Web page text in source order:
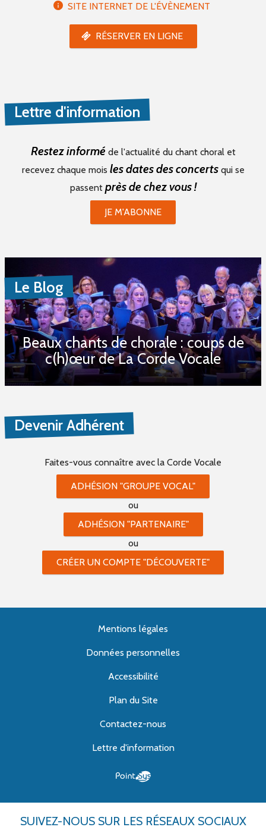
SITE INTERNET DE L'ÉVÈNEMENT
RÉSERVER EN LIGNE
Lettre d'information
Restez informé de l'actualité du chant choral et
recevez chaque mois les dates des concertsqui se
passent près de chez vous !
JE M'ABONNE
Le Blog
Beaux chants de chorale : coups de
c(h)œur de La Corde Vocale
Devenir Adhérent
Faites-vous connaître avec la Corde Vocale
ADHÉSION "GROUPE VOCAL"
ou
ADHÉSION "PARTENAIRE"
ou
CRÉER UN COMPTE "DÉCOUVERTE"
Mentions légales
Données personnelles
Accessibilité
Plan du Site
Contactez-nous
Lettre d'information
SUIVEZ-NOUS SUR LES RÉSEAUX SOCIAUX